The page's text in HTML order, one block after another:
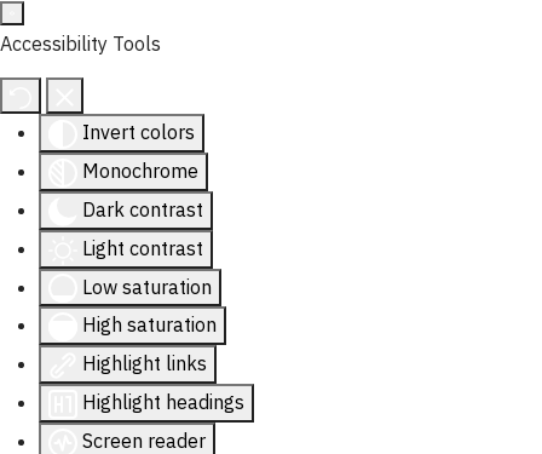
Accessibility Tools
Invert colors
Monochrome
Dark contrast
Light contrast
Low saturation
High saturation
Highlight links
Highlight headings
Screen reader